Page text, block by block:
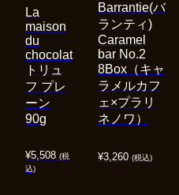
¥5,508 (税
込)
La
maison
du
chocolat
トリュ
フ プレ
ーン
90g
¥3,260 (税込)
Barrantie(バ
ランティ)
Caramel
bar No.2
8Box（キャ
ラメルカフ
ェ×プラリ
ネノワ）